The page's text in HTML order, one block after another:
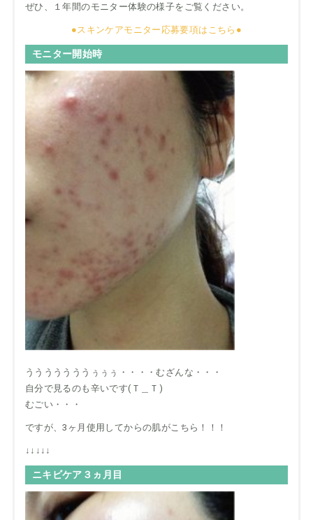
ぜひ、１年間のモニター体験の様子をご覧ください。
●スキンケアモニター応募要項はこちら●
モニター開始時
うううううううぅぅぅ・・・・むざんな・・・
自分で見るのも辛いです(Ｔ＿Ｔ)
むごい・・・
ですが、3ヶ月使用してからの肌がこちら！！！
↓↓↓↓↓
ニキビケア３ヵ月目